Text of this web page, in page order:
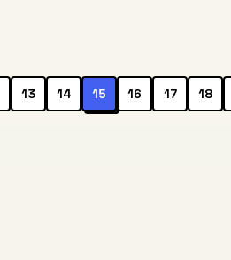
13 14 15 16 17 18